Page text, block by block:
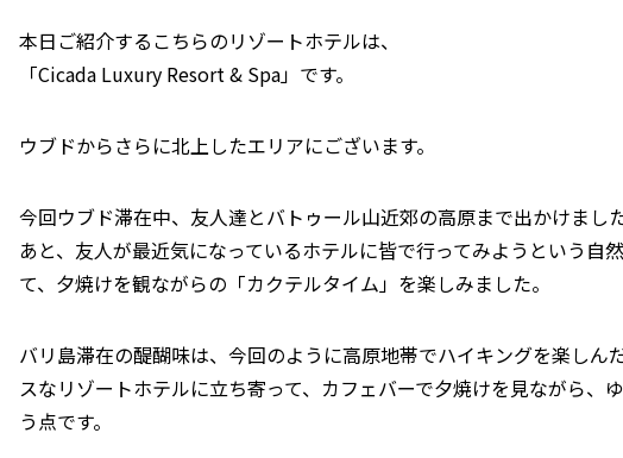
本日ご紹介するこちらのリゾートホテルは、
「Cicada Luxury Resort & Spa」です。
ウブドからさらに北上したエリアにございます。
今回ウブド滞在中、友人達とバトゥール山近郊の高原まで出かけまし
あと、友人が最近気になっているホテルに皆で行ってみようという自
て、夕焼けを観ながらの「カクテルタイム」を楽しみました。
バリ島滞在の醍醐味は、今回のように高原地帯でハイキングを楽しん
スなリゾートホテルに立ち寄って、カフェバーで夕焼けを見ながら、
う点です。